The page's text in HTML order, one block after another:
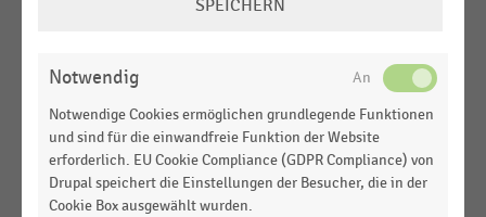
Top 50 der beliebtesten Arbeitgeber im
Einzelhandel in Deutschland (2025)
MÖBELHANDEL|STATISTIK
Ranking der führenden Unternehmen im
Möbelhandel in Deutschland (2024)
SPEICHERN
Notwendig
Notwendige Cookies ermöglichen grundlegende Funktionen
und sind für die einwandfreie Funktion der Website
erforderlich. EU Cookie Compliance (GDPR Compliance) von
Drupal speichert die Einstellungen der Besucher, die in der
Cookie Box ausgewählt wurden.